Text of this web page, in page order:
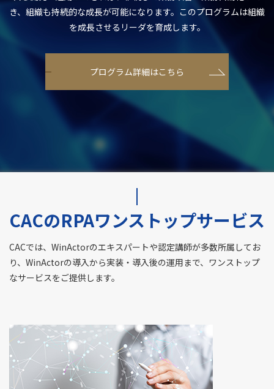
き、組織も持続的な成長が可能になります。このプログラムは組織
を成長させるリーダを育成します。
プログラム詳細はこちら
CACのRPAワンストップサービス
CACでは、WinActorのエキスパートや認定講師が多数所属してお
り、 WinActorの導入から実装・導入後の運用まで、ワンストップ
なサービスをご提供します。